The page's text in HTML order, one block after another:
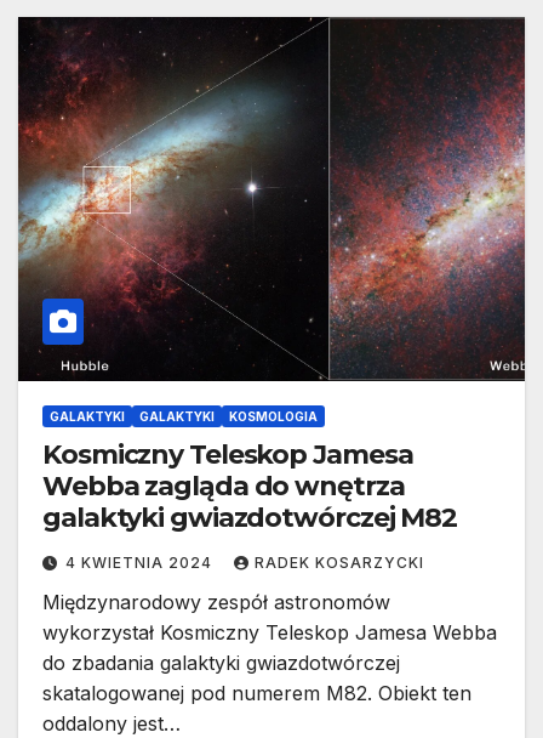
GALAKTYKI GALAKTYKI KOSMOLOGIA
Kosmiczny Teleskop Jamesa
Webba zagląda do wnętrza
galaktyki gwiazdotwórczej M82
4 KWIETNIA 2024 RADEK KOSARZYCKI
Międzynarodowy zespół astronomów
wykorzystał Kosmiczny Teleskop Jamesa Webba
do zbadania galaktyki gwiazdotwórczej
skatalogowanej pod numerem M82. Obiekt ten
oddalony jest…